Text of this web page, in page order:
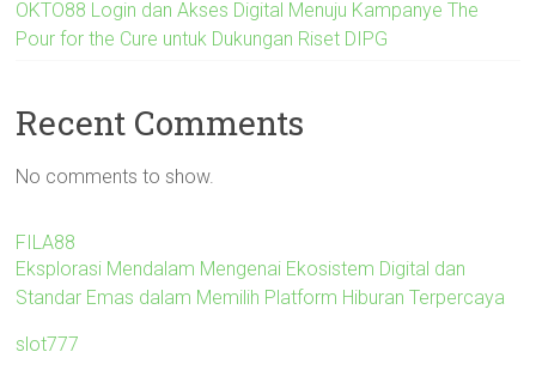
OKTO88 Login dan Akses Digital Menuju Kampanye The
Pour for the Cure untuk Dukungan Riset DIPG
Recent Comments
No comments to show.
FILA88
Eksplorasi Mendalam Mengenai Ekosistem Digital dan
Standar Emas dalam Memilih Platform Hiburan Terpercaya
slot777